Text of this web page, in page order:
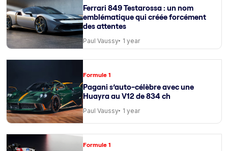
Ferrari 849 Testarossa : un nom
emblématique qui créée forcément
des attentes
Paul Vaussy 1 year
Formule 1
Pagani s’auto-célèbre avec une
Huayra au V12 de 834 ch
Paul Vaussy 1 year
Formule 1